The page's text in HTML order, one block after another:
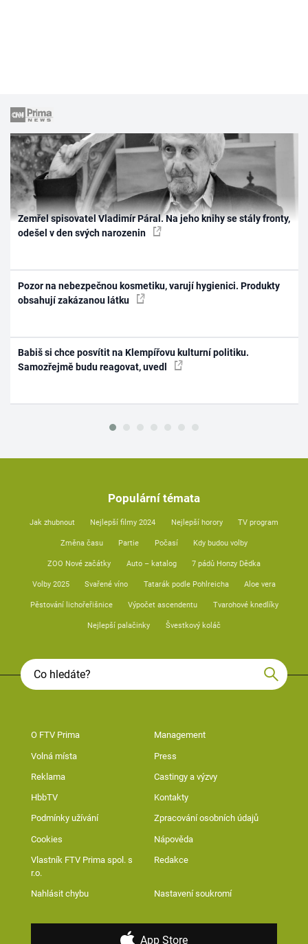
Zemřel spisovatel Vladimír Páral. Na jeho knihy se stály fronty,
odešel v den svých narozenin
Pozor na nebezpečnou kosmetiku, varují hygienici. Produkty
obsahují zakázanou látku
Babiš si chce posvítit na Klempířovu kulturní politiku.
Samozřejmě budu reagovat, uvedl
Populární témata
Jak zhubnout Nejlepší filmy 2024 Nejlepší horory TV program
Změna času Partie Počasí Kdy budou volby
ZOO Nové začátky Auto – katalog 7 pádů Honzy Dědka
Volby 2025 Svařené víno Tatarák podle Pohlreicha Aloe vera
Pěstování lichořeřišnice Výpočet ascendentu Tvarohové knedlíky
Nejlepší palačinky Švestkový koláč
O FTV Prima Management
Volná místa Press
Reklama Castingy a výzvy
HbbTV Kontakty
Podmínky užívání Zpracování osobních údajů
Cookies Nápověda
Vlastník FTV Prima spol. s
r.o.
Redakce
Nahlásit chybu Nastavení soukromí
App Store